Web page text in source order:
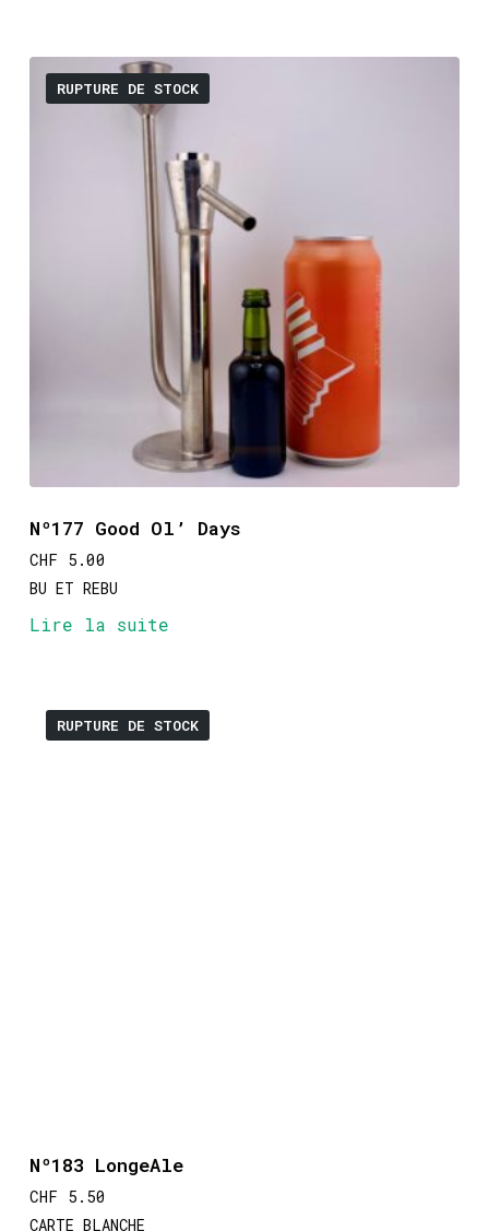
RUPTURE DE STOCK
Nº177 Good Ol’ Days
CHF 5.00
BU ET REBU
Lire la suite
RUPTURE DE STOCK
Nº183 LongeAle
CHF 5.50
CARTE BLANCHE